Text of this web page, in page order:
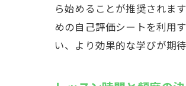
ら始めることが推奨されま
めの自己評価シートを利用
い、より効果的な学びが期